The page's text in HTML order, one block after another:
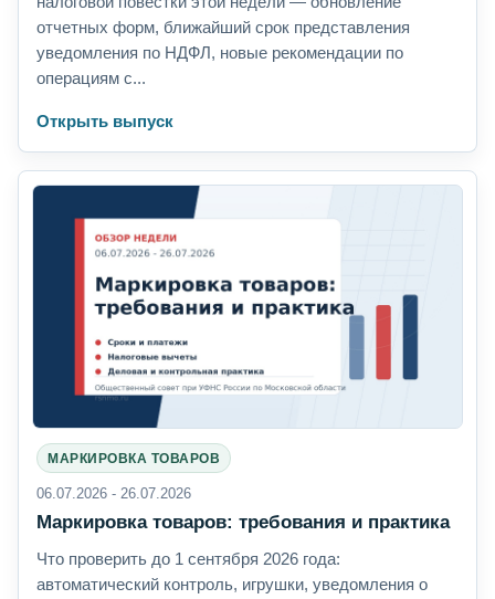
отчетных форм, ближайший срок представления
уведомления по НДФЛ, новые рекомендации по
операциям с...
Открыть выпуск
МАРКИРОВКА ТОВАРОВ
06.07.2026 - 26.07.2026
Маркировка товаров: требования и практика
Что проверить до 1 сентября 2026 года:
автоматический контроль, игрушки, уведомления о